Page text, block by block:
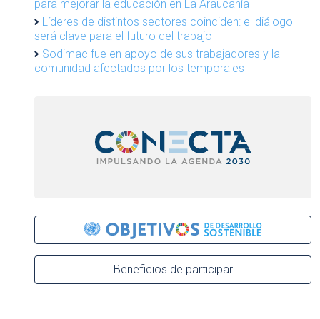
para mejorar la educación en La Araucanía
Líderes de distintos sectores coinciden: el diálogo
será clave para el futuro del trabajo
Sodimac fue en apoyo de sus trabajadores y la
comunidad afectados por los temporales
Beneficios de participar